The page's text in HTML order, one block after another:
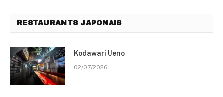
RESTAURANTS JAPONAIS
Kodawari Ueno
02/07/2026